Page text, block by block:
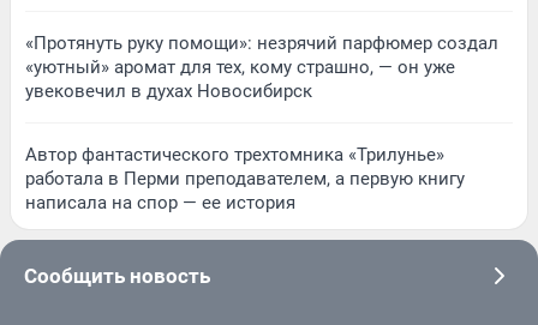
«Протянуть руку помощи»: незрячий парфюмер создал
«уютный» аромат для тех, кому страшно, — он уже
увековечил в духах Новосибирск
Автор фантастического трехтомника «Трилунье»
работала в Перми преподавателем, а первую книгу
написала на спор — ее история
Сообщить новость